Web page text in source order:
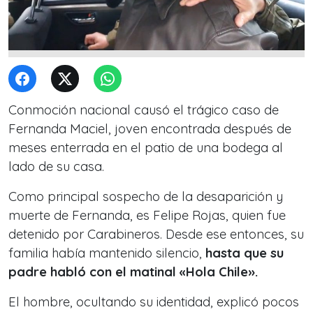
Conmoción nacional causó el trágico caso de
Fernanda Maciel, joven encontrada después de
meses enterrada en el patio de una bodega al
lado de su casa.
Como principal sospecho de la desaparición y
muerte de Fernanda, es Felipe Rojas, quien fue
detenido por Carabineros. Desde ese entonces, su
familia había mantenido silencio, hasta que su
padre habló con el matinal «Hola Chile».
El hombre, ocultando su identidad, explicó pocos